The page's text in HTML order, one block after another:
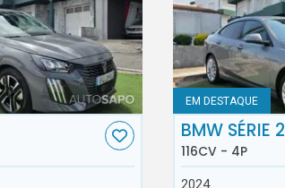
EM DESTAQUE
BMW SÉRIE 2
116CV - 4P
2024